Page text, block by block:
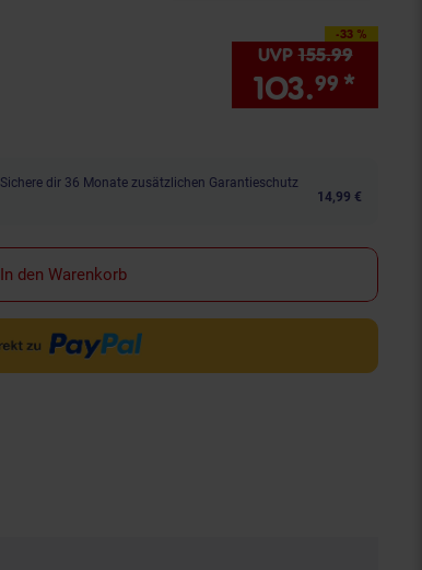
-33 %
Sie Sparen 33 Prozent,
UVP155.99UVP :
103.99 *
Sichere dir 36 Monate zusätzlichen Garantieschutz
14,99 €
In den Warenkorb